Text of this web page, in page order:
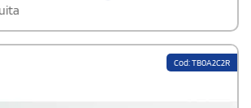
Cod: TB0A2C2R